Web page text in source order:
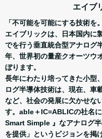
エイブ
「不可能を可能にする技術を
エイブリックは、日本国内に
でを行う垂直統合型アナログ
年、世界初の量産クオーツウ
ぼります。
長年にわたり培ってきた小型
ログ半導体技術は、現在、車
など、社会の発展に欠かせな
す。able＋IC=ABLICの社名
Smart Simple 』なアナログ
を提供」というビジョンを掲